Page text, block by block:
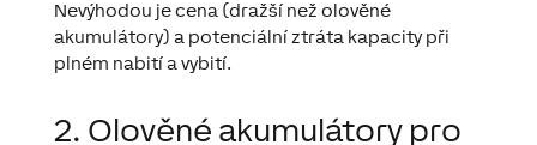
Nevýhodou je cena (dražší než olověné
akumulátory) a potenciální ztráta kapacity při
plném nabití a vybití.
2. Olověné akumulátory pro